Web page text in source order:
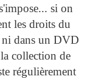
si on
les droits du
ni dans un DVD
collection de
régulièrement